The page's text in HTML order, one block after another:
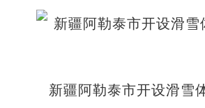
新疆阿勒泰市开设滑雪